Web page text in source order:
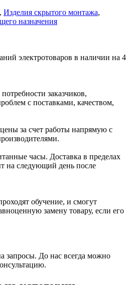
, Изделия скрытого монтажа,
назначения
электротоваров в наличии на 4
заказчиков,
с поставками, качеством,
за счет работы напрямую с
часы. Доставка в пределах
на следующий день после
обучение, и смогут
замену товару, если его
запросы. До нас всегда можно